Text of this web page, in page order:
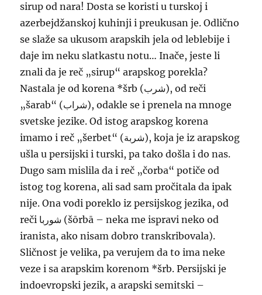
sirup od nara! Dosta se koristi u turskoj i
azerbejdžanskoj kuhinji i preukusan je. Odlično
se slaže sa ukusom arapskih jela od leblebije i
daje im neku slatkastu notu… Inače, jeste li
znali da je reč „sirup“ arapskog porekla?
Nastala je od korena *šrb (شرب), od reči
„šarab“ (شراب), odakle se i prenela na mnoge
svetske jezike. Od istog arapskog korena
imamo i reč „šerbet“ (شربة), koja je iz arapskog
ušla u persijski i turski, pa tako došla i do nas.
Dugo sam mislila da i reč „čorba“ potiče od
istog tog korena, ali sad sam pročitala da ipak
nije. Ona vodi poreklo iz persijskog jezika, od
reči شوربا (šōrbā – neka me ispravi neko od
iranista, ako nisam dobro transkribovala).
Sličnost je velika, pa verujem da to ima neke
veze i sa arapskim korenom *šrb. Persijski je
indoevropski jezik, a arapski semitski –